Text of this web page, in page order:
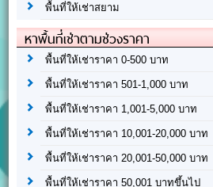
พื้นที่ให้เช่าสยาม
หาพื้นที่เช่าตามช่วงราคา
พื้นที่ให้เช่าราคา 0-500 บาท
พื้นที่ให้เช่าราคา 501-1,000 บาท
พื้นที่ให้เช่าราคา 1,001-5,000 บาท
พื้นที่ให้เช่าราคา 10,001-20,000 บาท
พื้นที่ให้เช่าราคา 20,001-50,000 บาท
พื้นที่ให้เช่าราคา 50,001 บาทขึ้นไป